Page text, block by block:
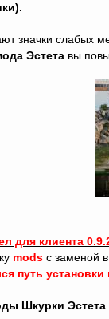
значки слабых
Эстета вы
для клиента
mods с заменой
путь
Шкурки Эстета